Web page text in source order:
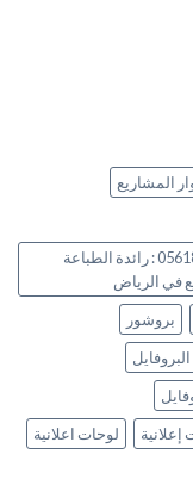
المشاريع
افضل مطبعة بالرياض ” تصاميم السعودية ” 0561806861 : رائدة الطباعة
في الرياض
بروشور
إعلانية
لوحات اعلانية